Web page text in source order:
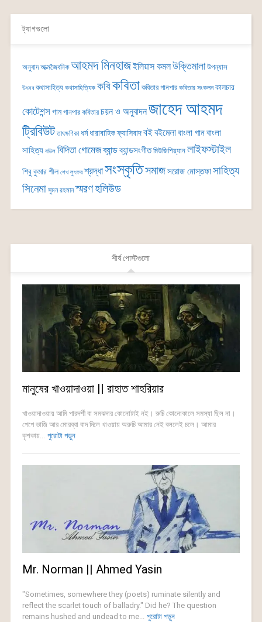
ট্যাগগুলো
অনুবাদ আত্মজৈবনিক আহমদ মিনহাজইলিয়াস কমলউক্তিমালা উপন্যাস
উৎসব কথাসাহিত্য কথাসাহিত্যিক কবিকবিতা কবিতার গানপার কবিতার সংকলন কালচার
কোটেশন্সগান গানপার কবিতার চয়ন ও অনুবাদনজাহেদ আহমদ
ট্রিবিউট তাৎক্ষণিকা ধর্ম ধারাবাহিকফ্যাসিবাদবইবইমেলাবাংলা গানবাংলা
সাহিত্য বাউল বিদিতা গোমেজব্যান্ডব্যান্ডসংগীত মিউজিশিয়্যান লাইফস্টাইল
শিবু কুমার শীল শেখ লুৎফর শ্রদ্ধাসংস্কৃতিসমাজসরোজ মোস্তফাসাহিত্য
সিনেমা সুমন রহমান স্মরণহলিউড
শীর্ষ পোস্টগুলো
মানুষের খাওয়াদাওয়া || রাহাত শাহরিয়ার
খাওয়াদাওয়ায় আমি পারদর্শী বা সমঝদার কোনোটাই নই। রুচি কোনোকালে সমস্যা ছিল না।
পেপে ভাজি আর মোরব্বা বাদ দিলে খাওয়ায় অরুচি আমার নেই বললেই চলে। আমার
কৃশকায়... পুরোটা পড়ুন
Mr. Norman || Ahmed Yasin
"Sometimes, somewhere they (poets) ruminate silently and
reflect the scarlet touch of balladry." Did he? The question
remains hushed and undead to me... পুরোটা পড়ুন